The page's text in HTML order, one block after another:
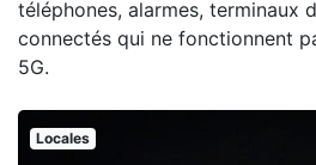
téléphones, alarmes, terminaux
connectés qui ne fonctionnent
5G.
Locales